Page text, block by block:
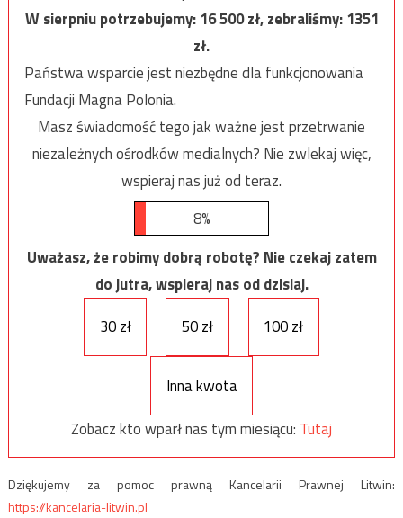
W sierpniu potrzebujemy:16 500zł, zebraliśmy:1351
zł.
Państwa wsparcie jest niezbędne dla funkcjonowania
Fundacji Magna Polonia.
Masz świadomość tego jak ważne jest przetrwanie
niezależnych ośrodków medialnych? Nie zwlekaj więc,
wspieraj nas już od teraz.
8%
Uważasz, że robimy dobrą robotę? Nie czekaj zatem
do jutra, wspieraj nas od dzisiaj.
30 zł
50 zł 100 zł
Inna kwota
Zobacz kto wparł nas tym miesiącu: Tutaj
Dziękujemy za pomoc prawną Kancelarii Prawnej Litwin:
https://kancelaria-litwin.pl